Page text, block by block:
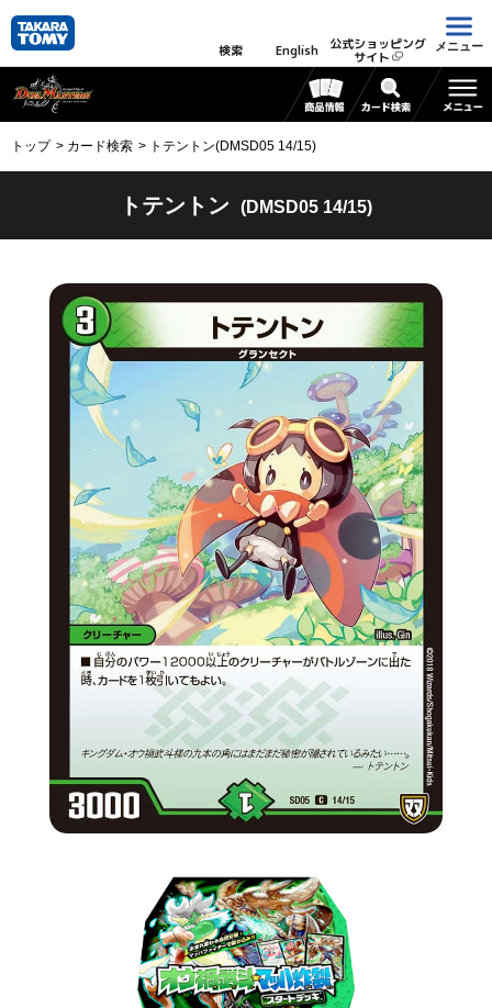
検索 English 公式ショッピング
サイト
メニュー
トップ カード検索 トテントン(DMSD05 14/15)
トテントン (DMSD05 14/15)